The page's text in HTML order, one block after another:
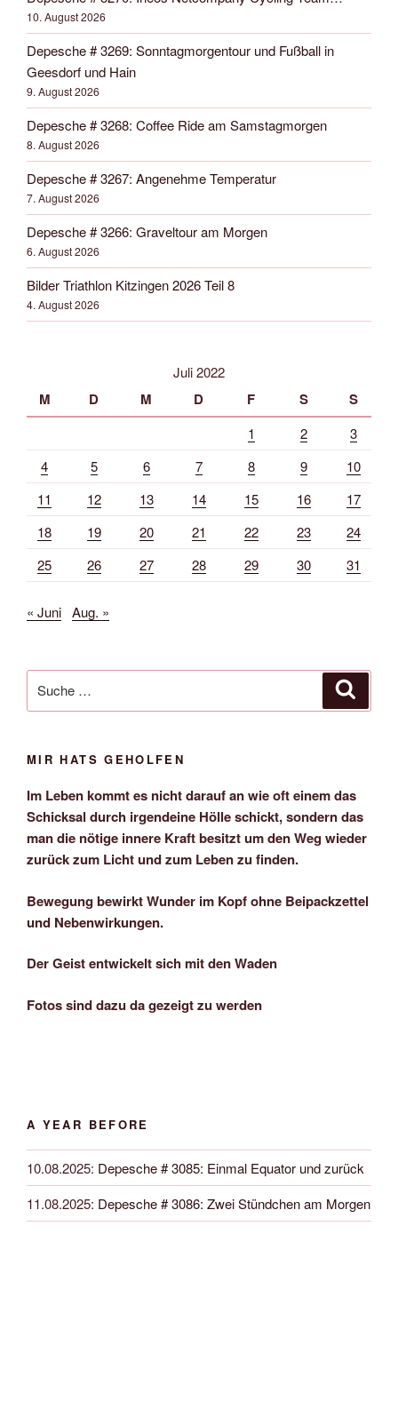
10. August 2026
Depesche # 3269: Sonntagmorgentour und Fußball in
Geesdorf und Hain
9. August 2026
Depesche # 3268: Coffee Ride am Samstagmorgen
8. August 2026
Depesche # 3267: Angenehme Temperatur
7. August 2026
Depesche # 3266: Graveltour am Morgen
6. August 2026
Bilder Triathlon Kitzingen 2026 Teil 8
4. August 2026
Juli 2022
M D M D F S S
1 2
3
4
5 6 7 8 9
10
11
12 13 14 15 16
17
18
19 20 21 22 23
24
25
26 27 28 29 30 31
« Juni Aug. »
nach:
MIR HATS GEHOLFEN
Im Leben kommt es nicht darauf an wie oft einem das
Schicksal durch irgendeine Hölle schickt, sondern das
man die nötige innere Kraft besitzt um den Weg wieder
zurück zum Licht und zum Leben zu finden.
Bewegung bewirkt Wunder im Kopf ohne Beipackzettel
und Nebenwirkungen.
Der Geist entwickelt sich mit den Waden
Fotos sind dazu da gezeigt zu werden
A YEAR BEFORE
10.08.2025: Depesche # 3085: Einmal Equator und zurück
11.08.2025: Depesche # 3086: Zwei Stündchen am Morgen